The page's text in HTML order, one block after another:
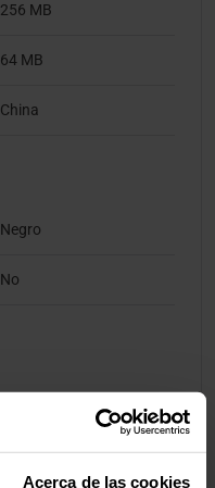
Acerca de las cookies
256 MB
64 MB
China
Negro
No